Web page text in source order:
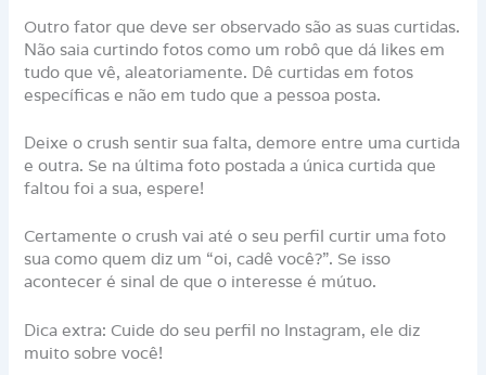
Outro fator que deve ser observado são as suas curtidas.
Não saia curtindo fotos como um robô que dá likes em
tudo que vê, aleatoriamente. Dê curtidas em fotos
específicas e não em tudo que a pessoa posta.
Deixe o crush sentir sua falta, demore entre uma curtida
e outra. Se na última foto postada a única curtida que
faltou foi a sua, espere!
Certamente o crush vai até o seu perfil curtir uma foto
sua como quem diz um “oi, cadê você?”. Se isso
acontecer é sinal de que o interesse é mútuo.
Dica extra: Cuide do seu perfil no Instagram, ele diz
muito sobre você!